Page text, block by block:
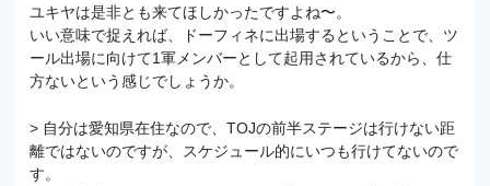
ユキヤは是非とも来てほしかったですよね〜。
いい意味で捉えれば、ドーフィネに出場するということで、ツ
ール出場に向けて1軍メンバーとして起用されているから、仕
方ないという感じでしょうか。
> 自分は愛知県在住なので、TOJの前半ステージは行けない距
離ではないのですが、スケジュール的にいつも行けてないので
す。